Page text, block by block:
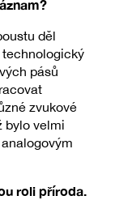
děl
technologický
pásů
zvukové
bylo velmi
roli příroda.